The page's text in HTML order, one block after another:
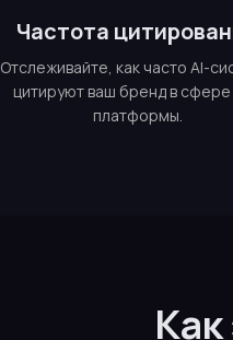
Частота
Отслеживайте, как часто AI-
цитируют ваш бренд в
платформы.